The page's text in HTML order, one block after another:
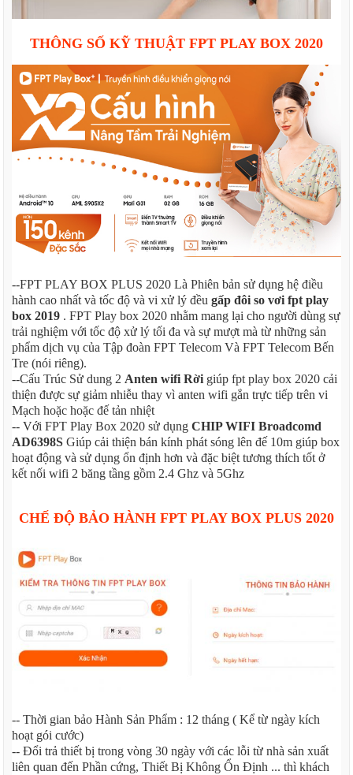
THÔNG SỐ KỸ THUẬT FPT PLAY BOX 2020
--FPT PLAY BOX PLUS 2020 Là Phiên bản sử dụng hệ điều
hành cao nhất và tốc độ và vi xử lý đềugấp đôi so vơi fpt play
box 2019 . FPT Play box 2020 nhằm mang lại cho người dùng sự
trải nghiệm với tốc độ xử lý tối đa và sự mượt mà từ những sản
phẩm dịch vụ của Tập đoàn FPT Telecom Và FPT Telecom Bến
Tre (nói riêng).
--Cấu Trúc Sử dung 2 Anten wifi Rời giúp fpt play box 2020 cải
thiện được sự giảm nhiễu thay vì anten wifi gắn trực tiếp trên vi
Mạch hoặc hoặc đế tản nhiệt
-- Với FPT Play Box 2020 sử dụngCHIP WIFI Broadcomd
AD6398SGiúp cải thiện bán kính phát sóng lên đế 10m giúp box
hoạt động và sử dụng ổn định hơn và đặc biệt tương thích tốt ở
kết nối wifi 2 băng tầng gồm 2.4 Ghz và 5Ghz
CHẾ ĐỘ BẢO HÀNH FPT PLAY BOX PLUS 2020
-- Thời gian bảo Hành Sản Phẩm : 12 tháng ( Kể từ ngày kích
hoạt gói cước)
-- Đổi trả thiết bị trong vòng 30 ngày với các lỗi từ nhà sản xuất
liên quan đến Phần cứng, Thiết Bị Không Ổn Định ... thì khách